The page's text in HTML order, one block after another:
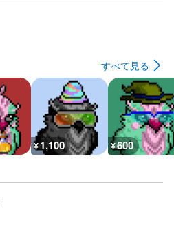
すべて見る
¥1,100 ¥600